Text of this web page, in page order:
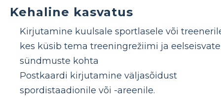
Kehaline kasvatus
Kirjutamine kuulsale sportlasele või
kes küsib tema treeningrežiimi ja eelseisvate
sündmuste kohta
Postkaardi kirjutamine väljasõidust
spordistaadionile või -areenile.